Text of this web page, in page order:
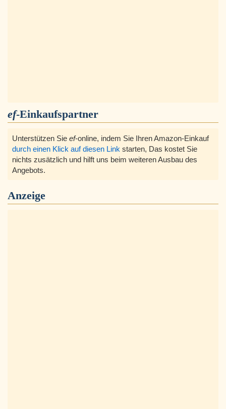
ef-Einkaufspartner
Unterstützen Sie ef-online, indem Sie Ihren Amazon-Einkauf
durch einen Klick auf diesen Link starten, Das kostet Sie
nichts zusätzlich und hilft uns beim weiteren Ausbau des
Angebots.
Anzeige